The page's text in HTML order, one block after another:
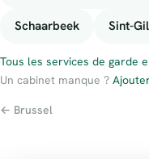
Schaarbeek Sint-
Tous les services de garde
Un cabinet manque ?
← Brussel